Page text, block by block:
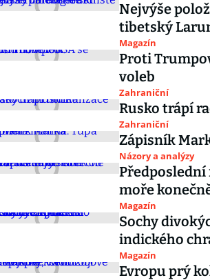
Nejvýše
tibetský
Magazín
Proti
voleb
Zahraniční
Rusko trápí
Zahraniční
Zápisník
Názory a analýzy
moře
Magazín
Sochy
indického
Magazín
Evropu prý